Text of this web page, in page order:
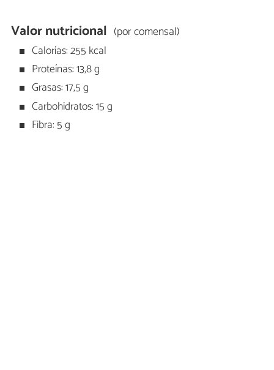
Valor nutricional (por comensal)
Calorías: 255 kcal
Proteínas: 13,8 g
Grasas: 17,5 g
Carbohidratos: 15 g
Fibra: 5 g